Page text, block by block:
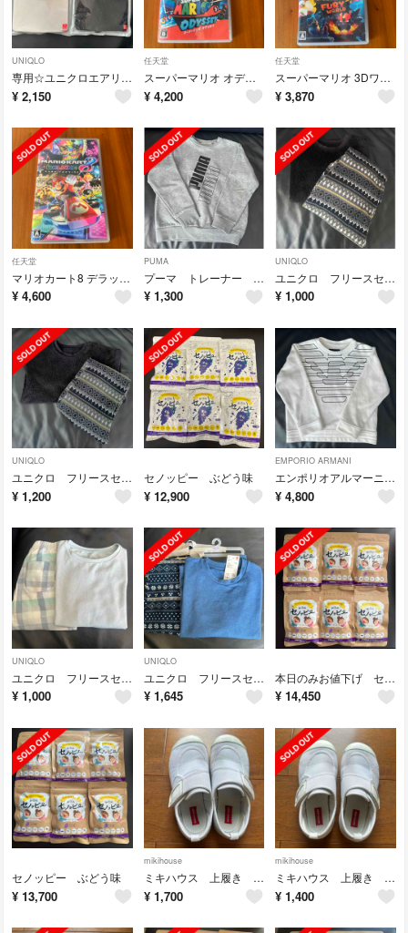
UNIQLO
専用☆ユニクロエアリズム コットンブレンド UネックT 半袖 130 3着
¥ 2,150
任天堂
スーパーマリオ オデッセイ Switch
¥ 4,200
任天堂
スーパーマリオ 3Dワールド ＋ フューリーワールド
¥ 3,870
任天堂
マリオカート8 デラックス
¥ 4,600
PUMA
プーマ トレーナー スウェット 130cm
¥ 1,300
UNIQLO
ユニクロ フリースセット 140 フリースパジャマ
¥ 1,000
UNIQLO
ユニクロ フリースセット フリースパジャマ 部屋着 130
¥ 1,200
セノッピー ぶどう味
¥ 12,900
EMPORIO ARMANI
エンポリオアルマーニ スウェットトレーナー 6A118cm
¥ 4,800
UNIQLO
ユニクロ フリースセット 130 パジャマ ルームウェア
¥ 1,000
UNIQLO
ユニクロ フリースセット パジャマ 130
¥ 1,645
本日のみお値下げ セノッピー ぶどう味
¥ 14,450
セノッピー ぶどう味
¥ 13,700
mikihouse
ミキハウス 上履き 20.5cm
¥ 1,700
mikihouse
ミキハウス 上履き 20cm
¥ 1,400